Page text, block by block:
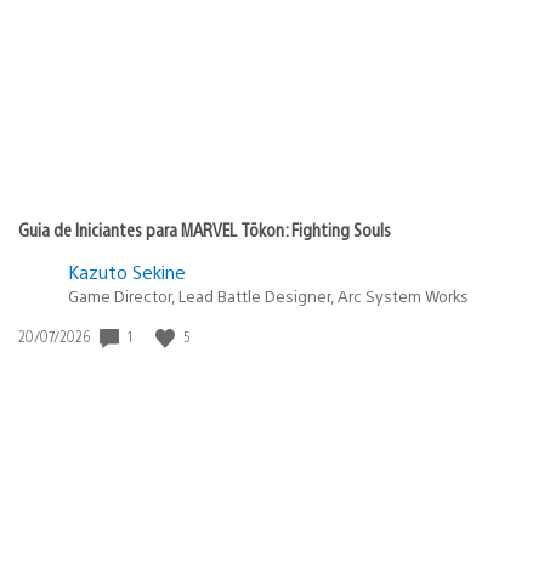
Guia de Iniciantes para MARVEL Tōkon: Fighting Souls
Kazuto Sekine
Game Director, Lead Battle Designer, Arc System Works
Data
20/07/2026 1 5